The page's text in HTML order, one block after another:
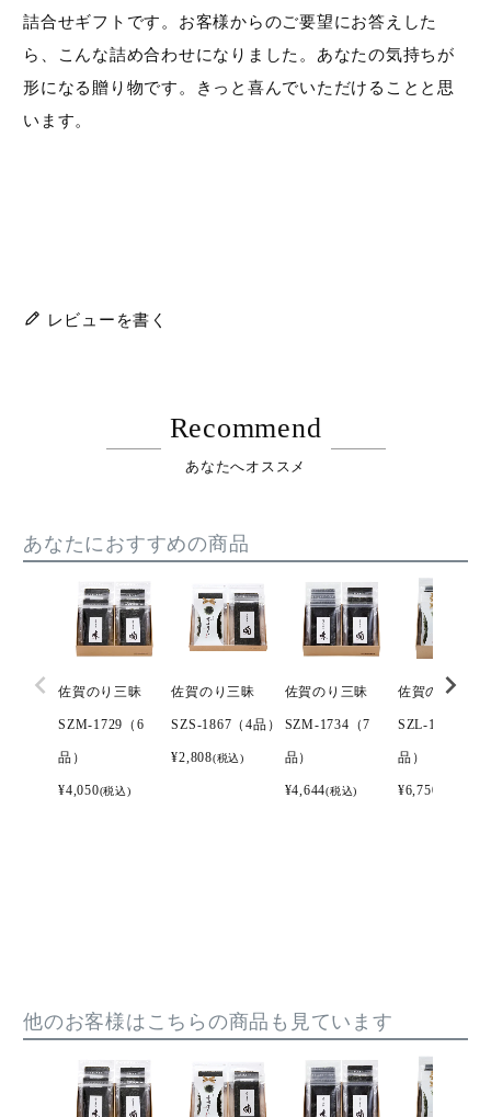
詰合せギフトです。お客様からのご要望にお答えした
ら、こんな詰め合わせになりました。あなたの気持ちが
形になる贈り物です。きっと喜んでいただけることと思
います。
レビューを書く
Recommend
あなたへオススメ
あなたにおすすめの商品
佐賀のり三昧
SZM-1729（6
品）
¥4,050(税込)
佐賀のり三昧
SZS-1867（4品）
¥2,808(税込)
佐賀のり三昧
SZM-1734（7
品）
¥4,644(税込)
佐賀のり三昧
SZL-1742（10
品）
¥6,750
他のお客様はこちらの商品も見ています